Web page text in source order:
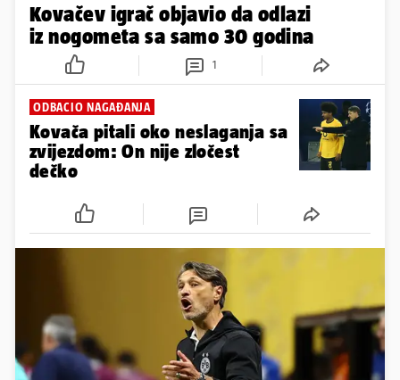
Kovačev igrač objavio da odlazi
iz nogometa sa samo 30 godina
1
ODBACIO NAGAĐANJA
Kovača pitali oko neslaganja sa
zvijezdom: On nije zločest
dečko